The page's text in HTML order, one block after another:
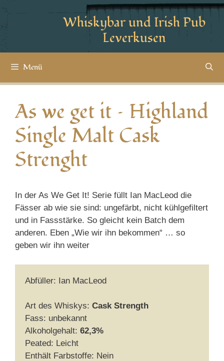
Whiskybar und Irish Pub
Leverkusen
Menü
As we get it – Highland
Single Malt Cask
Strenght
In der As We Get It! Serie füllt Ian MacLeod die
Fässer ab wie sie sind: ungefärbt, nicht kühlgefiltert
und in Fassstärke. So gleicht kein Batch dem
anderen. Eben „Wie wir ihn bekommen“ … so
geben wir ihn weiter
Abfüller: Ian MacLeod
Art des Whiskys: Cask Strength
Fass: unbekannt
Alkoholgehalt: 62,3%
Peated: Leicht
Enthält Farbstoffe: Nein